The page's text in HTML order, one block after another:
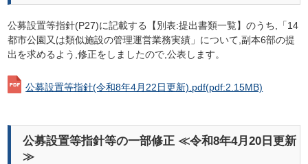
公募設置等指針(P27)に記載する【別表:提出書類一覧】のうち,「14
都市公園又は類似施設の管理運営業務実績」について,副本6部の提
出を求めるよう,修正をしましたので,公表します。
公募設置等指針(令和8年4月22日更新).pdf(pdf:2.15MB)
公募設置等指針等の一部修正 ≪令和8年4月20日更新
≫